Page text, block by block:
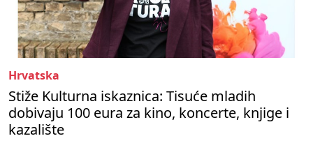
Hrvatska
Stiže Kulturna iskaznica: Tisuće mladih
dobivaju 100 eura za kino, koncerte, knjige i
kazalište